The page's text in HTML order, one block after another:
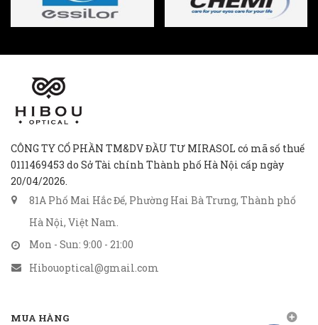
CÔNG TY CỔ PHẦN TM&DV ĐẦU TƯ MIRASOL có mã số thuế
0111469453 do Sở Tài chính Thành phố Hà Nội cấp ngày
20/04/2026.
81A Phố Mai Hắc Đế, Phường Hai Bà Trưng, Thành phố
Hà Nội, Việt Nam.
Mon - Sun: 9:00 - 21:00
Hibouoptical@gmail.com
MUA HÀNG